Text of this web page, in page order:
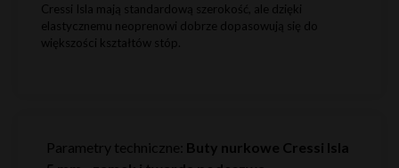
Cressi Isla mają standardową szerokość, ale dzięki
elastycznemu neoprenowi dobrze dopasowują się do
większości kształtów stóp.
Parametry techniczne: Buty nurkowe Cressi Isla